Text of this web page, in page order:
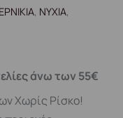
, ΝΥΧΙΑ,
άνω των 55€
Χωρίς Ρίσκο!